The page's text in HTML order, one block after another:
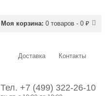
Моя корзина: 0 товаров - 0 ₽
Доставка Контакты
Тел. +7 (499) 322-26-10